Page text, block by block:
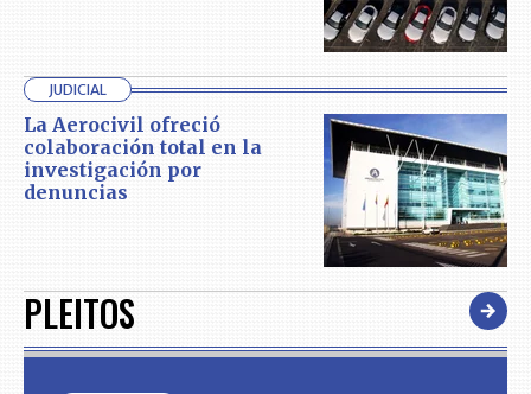
JUDICIAL
La Aerocivil ofreció
colaboración total en la
investigación por
denuncias
PLEITOS